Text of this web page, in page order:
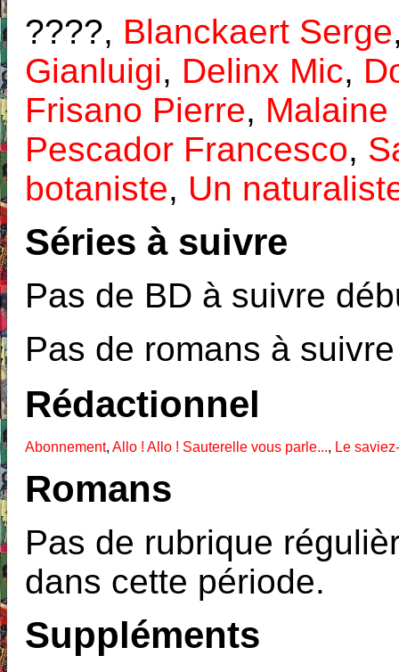
????, Blanckaert Serge
Gianluigi, Delinx Mic,
Frisano Pierre,
Pescador Francesco,
botaniste, Un
Séries à suivre
Pas de BD à suivre
Pas de romans à
Rédactionnel
Abonnement, Allo ! Allo ! Sauterelle vous parle..., Le
Romans
Pas de rubrique
dans cette période.
Suppléments